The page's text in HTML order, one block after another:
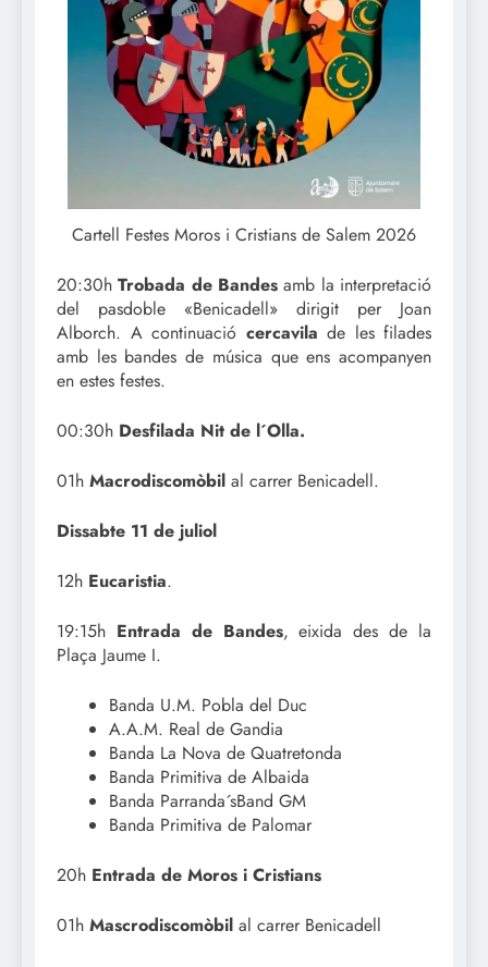
Cartell Festes Moros i Cristians de Salem 2026
20:30hTrobada de Bandes amb la interpretació
del pasdoble «Benicadell» dirigit per Joan
Alborch. A continuació cercavila de les filades
amb les bandes de música que ens acompanyen
en estes festes.
00:30h Desfilada Nit de l´Olla.
01h Macrodiscomòbil al carrer Benicadell.
Dissabte 11 de juliol
12h Eucaristia.
19:15h Entrada de Bandes, eixida des de la
Plaça Jaume I.
Banda U.M. Pobla del Duc
A.A.M. Real de Gandia
Banda La Nova de Quatretonda
Banda Primitiva de Albaida
Banda Parranda´sBand GM
Banda Primitiva de Palomar
20h Entrada de Moros i Cristians
01h Mascrodiscomòbil al carrer Benicadell